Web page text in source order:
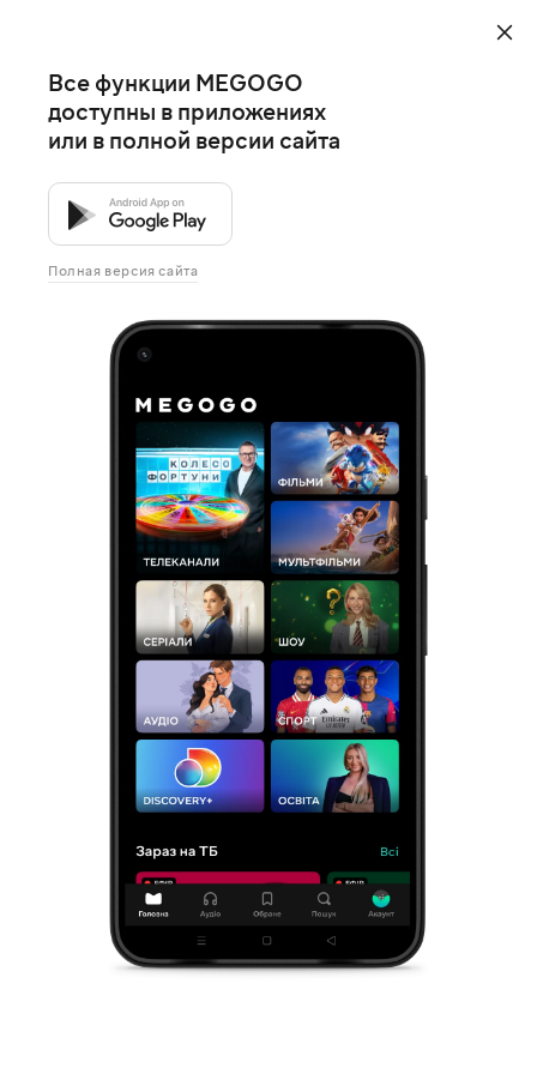
Все функции MEGOGO
доступны в приложениях
или в полной версии сайта
Полная версия сайта